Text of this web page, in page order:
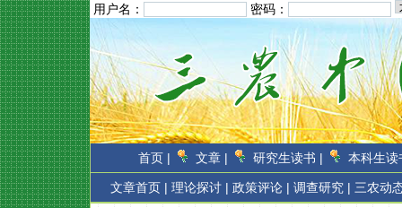
用户名： 密码：
首页 | 文章 | 研究生读书 | 本科生读
文章首页 | 理论探讨 | 政策评论 | 调查研究 | 三农动